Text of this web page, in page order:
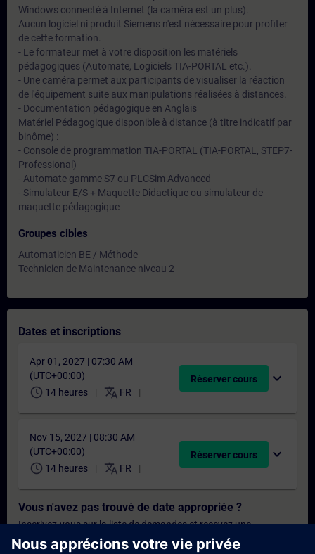
Windows connecté à Internet (la caméra est un plus).
Aucun logiciel ni produit Siemens n'est nécessaire pour profiter
de cette formation.
- Le formateur met à votre disposition les matériels
pédagogiques (Automate, Logiciels TIA-PORTAL etc.).
- Une caméra permet aux participants de visualiser la réaction
de l'équipement suite aux manipulations réalisées à distances.
- Documentation pédagogique en Anglais
Matériel Pédagogique disponible à distance (à titre indicatif par
binôme) :
- Console de programmation TIA-PORTAL (TIA-PORTAL, STEP7-
Professional)
- Automate gamme S7 ou PLCSim Advanced
- Simulateur E/S + Maquette Didactique ou simulateur de
maquette pédagogique
Groupes cibles
Automaticien BE / Méthode
Technicien de Maintenance niveau 2
Dates et inscriptions
Apr 01, 2027 | 07:30 AM
(UTC+00:00)
schedule 14 heures translate FR
Réserver cours expand_more
Nov 15, 2027 | 08:30 AM
(UTC+00:00)
schedule 14 heures translate FR
Réserver cours expand_more
Vous n'avez pas trouvé de date appropriée ?
Inscrivez-vous sur la liste de demandes et recevez une
notification dès que de nouvelles dates sont disponibles.